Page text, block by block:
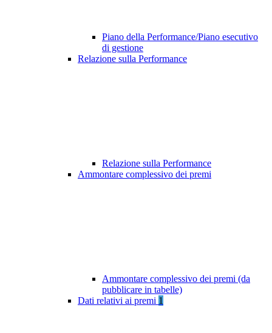
Piano della Performance/Piano esecutivo
di gestione
Relazione sulla Performance
Relazione sulla Performance
Ammontare complessivo dei premi
Ammontare complessivo dei premi (da
pubblicare in tabelle)
Dati relativi ai premi 1